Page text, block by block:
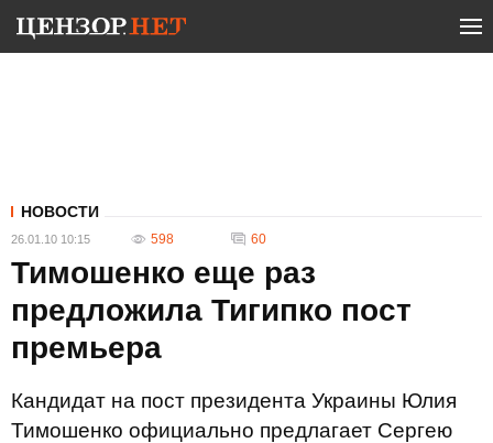
НОВОСТИ
26.01.10 10:15 598 60
Тимошенко еще раз
предложила Тигипко пост
премьера
Кандидат на пост президента Украины Юлия
Тимошенко официально предлагает Сергею